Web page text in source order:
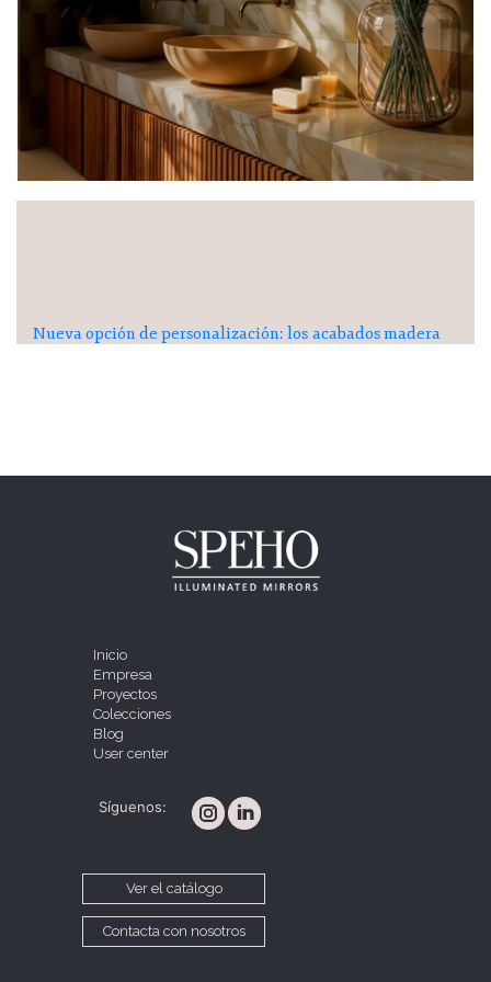
Nueva opción de personalización: los acabados madera
Inicio
Empresa
Proyectos
Colecciones
Blog
User center
Síguenos:
Ver el catálogo
Contacta con nosotros